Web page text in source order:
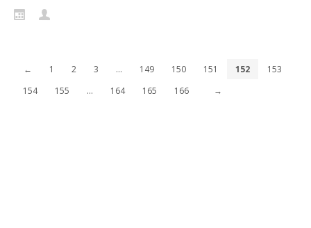
← 1 2 3 … 149 150 151 152
153
154
155 … 164 165 166 →